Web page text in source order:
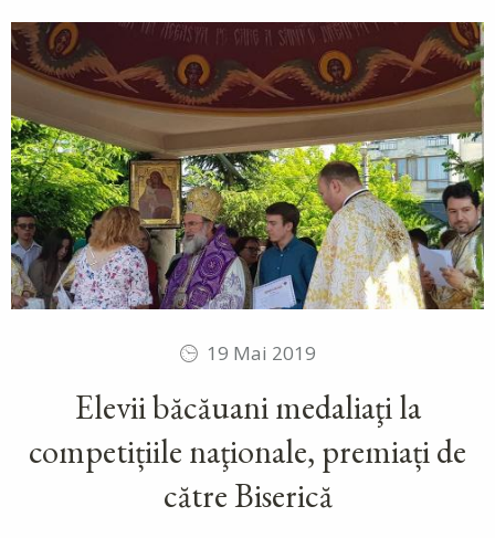
19 Mai 2019
Elevii băcăuani medaliaţi la
competițiile naţionale, premiați de
către Biserică